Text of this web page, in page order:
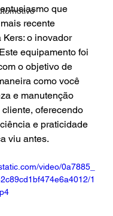
que
recente
Kers: o inovador
equipamento foi
o objetivo de
como você
e manutenção
oferecendo
e praticidade
viu antes.
video/0a7885_
1